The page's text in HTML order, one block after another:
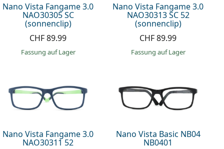
Nano Vista Fangame 3.0
NAO30305 SC
(sonnenclip)
CHF 89.99
Fassung auf Lager
Nano Vista Fangame 3.0
NAO30313 SC 52
(sonnenclip)
CHF 89.99
Fassung auf Lager
Nano Vista Fangame 3.0
NAO30311 52
Nano Vista Basic NB04
NB0401